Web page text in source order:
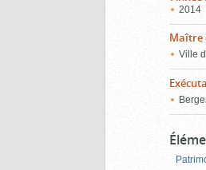
2014
Maître
Ville